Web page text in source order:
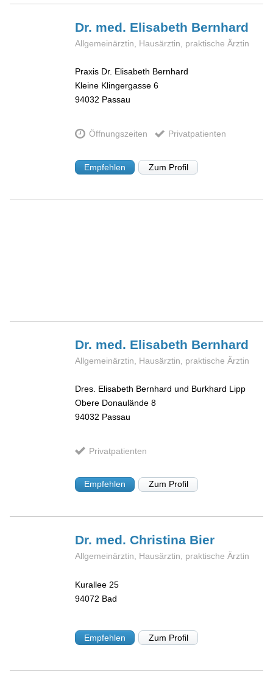
Dr. med. Elisabeth Bernhard
Allgemeinärztin, Hausärztin, praktische Ärztin
Praxis Dr. Elisabeth Bernhard
Kleine Klingergasse 6
94032 Passau
Öffnungszeiten Privatpatienten
Empfehlen Zum Profil
Dr. med. Elisabeth Bernhard
Allgemeinärztin, Hausärztin, praktische Ärztin
Dres. Elisabeth Bernhard und Burkhard Lipp
Obere Donaulände 8
94032 Passau
Privatpatienten
Empfehlen Zum Profil
Dr. med. Christina Bier
Allgemeinärztin, Hausärztin, praktische Ärztin
Kurallee 25
94072 Bad
Empfehlen Zum Profil